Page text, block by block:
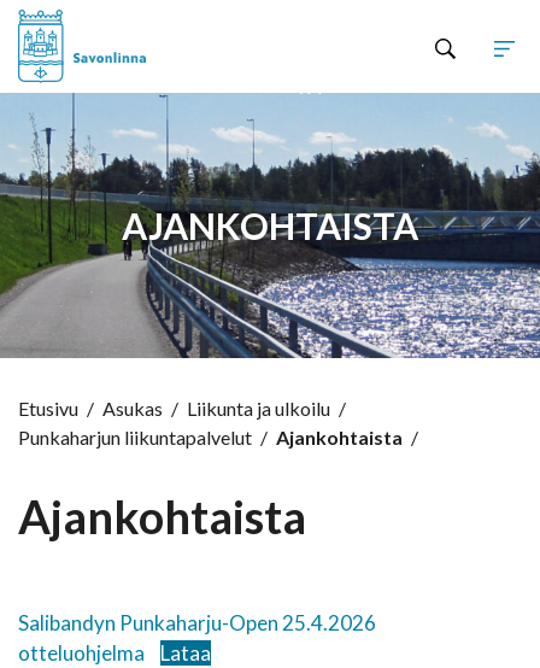
AJANKOHTAISTA
Etusivu / Asukas / Liikunta ja ulkoilu /
Punkaharjun liikuntapalvelut / Ajankohtaista /
Ajankohtaista
Salibandyn Punkaharju-Open 25.4.2026
otteluohjelma
Lataa